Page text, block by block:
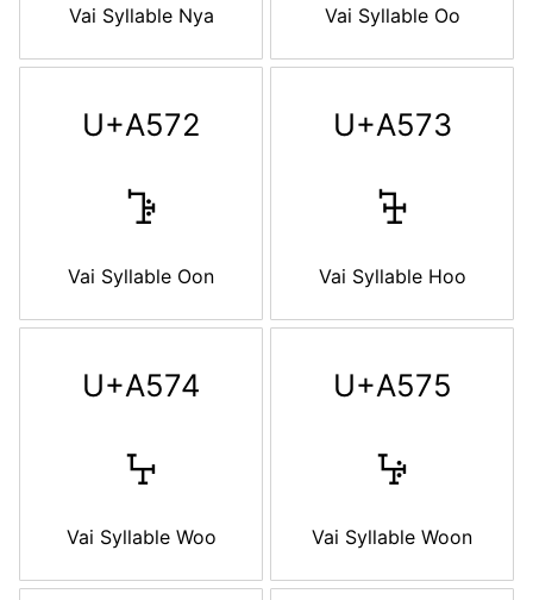
Vai Syllable Nya Vai Syllable Oo
U+A572
ꕲ
Vai Syllable Oon
U+A573
ꕳ
Vai Syllable Hoo
U+A574
ꕴ
Vai Syllable Woo
U+A575
ꕵ
Vai Syllable Woon